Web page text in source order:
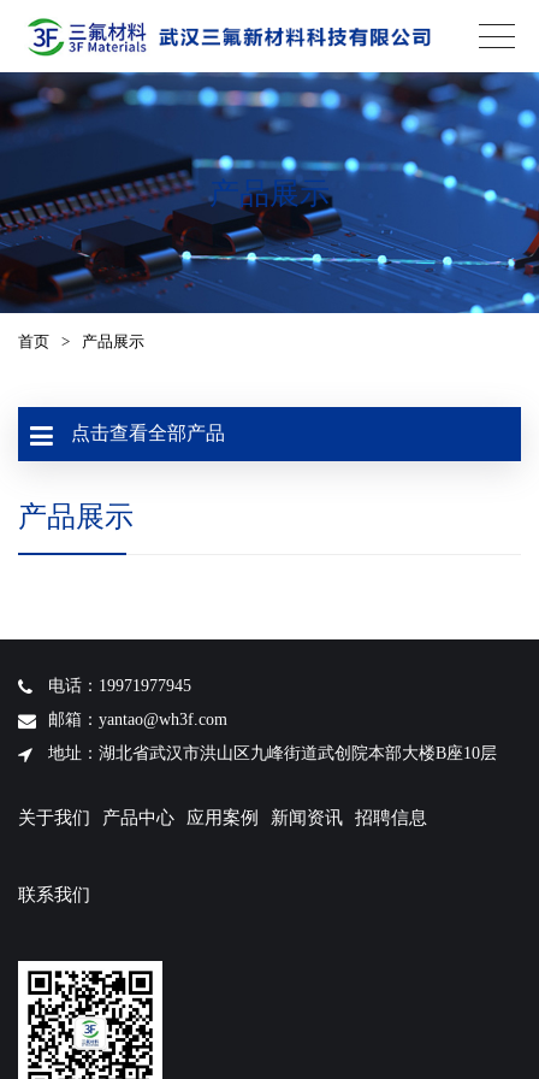
产品展示
首页 > 产品展示
点击查看全部产品
产品展示
电话：19971977945
邮箱：yantao@wh3f.com
地址：湖北省武汉市洪山区九峰街道武创院本部大楼B座10层
关于我们 产品中心 应用案例 新闻资讯 招聘信息
联系我们